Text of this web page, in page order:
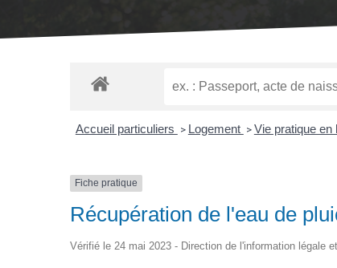
Accueil particuliers > Logement > Vie pratique en
Fiche pratique
Récupération de l'eau de
Vérifié le 24 mai 2023 - Direction de l'information légale